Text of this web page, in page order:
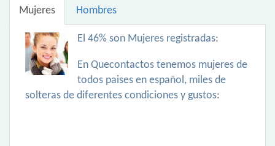
Mujeres Hombres
El 46% son Mujeres registradas:
En Quecontactos tenemos mujeres de
todos paises en español, miles de
solteras de diferentes condiciones y gustos: